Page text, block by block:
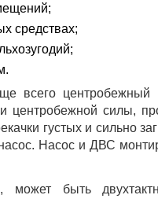
средствах;
всего центробежный
центробежной силы,
густых и сильно
Насос и ДВС
может быть